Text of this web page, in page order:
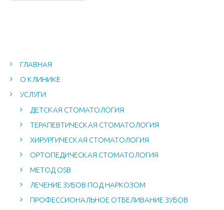
ГЛАВНАЯ
О КЛИНИКЕ
УСЛУГИ
ДЕТСКАЯ СТОМАТОЛОГИЯ
ТЕРАПЕВТИЧЕСКАЯ СТОМАТОЛОГИЯ
ХИРУРГИЧЕСКАЯ СТОМАТОЛОГИЯ
ОРТОПЕДИЧЕСКАЯ СТОМАТОЛОГИЯ
МЕТОД OSB
ЛЕЧЕНИЕ ЗУБОВ ПОД НАРКОЗОМ
ПРОФЕССИОНАЛЬНОЕ ОТБЕЛИВАНИЕ ЗУБОВ